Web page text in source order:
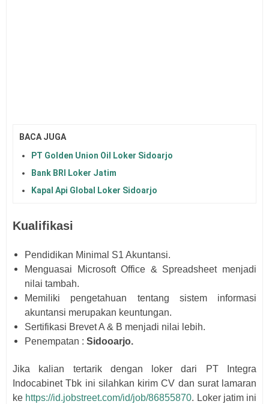
BACA JUGA
PT Golden Union Oil Loker Sidoarjo
Bank BRI Loker Jatim
Kapal Api Global Loker Sidoarjo
Kualifikasi
Pendidikan Minimal S1 Akuntansi.
Menguasai Microsoft Office & Spreadsheet menjadi
nilai tambah.
Memiliki pengetahuan tentang sistem informasi
akuntansi merupakan keuntungan.
Sertifikasi Brevet A & B menjadi nilai lebih.
Penempatan : Sidooarjo.
Jika kalian tertarik dengan loker dari
PT Integra
Indocabinet Tbk ini silahkan kirim CV dan surat lamaran
ke https://id.jobstreet.com/id/job/86855870. Loker jatim ini